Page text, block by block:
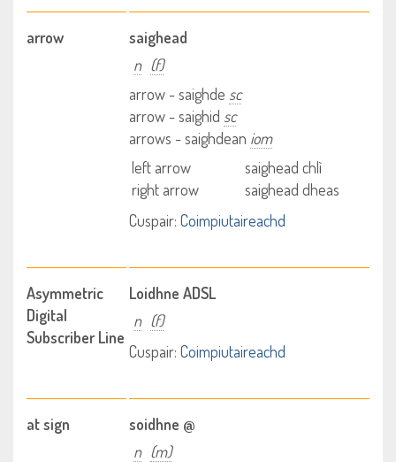
arrow
saighead
n (f)
arrow - saighde sc
arrow - saighid sc
arrows - saighdean iom
left arrow
saighead chlì
right arrow
saighead dheas
Cuspair: Coimpiutaireachd
Asymmetric
Digital
Subscriber Line
Loidhne ADSL
n (f)
Cuspair: Coimpiutaireachd
at sign
soidhne @
n (m)